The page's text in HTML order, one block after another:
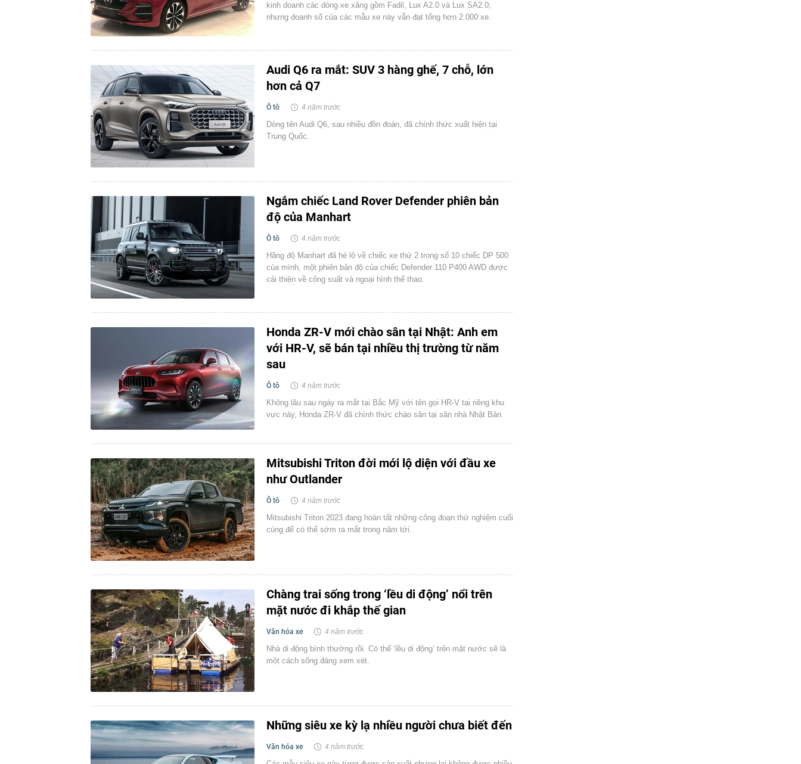
kinh doanh các dòng xe xăng gồm Fadil, Lux A2.0 và Lux SA2.0;
nhưng doanh số của các mẫu xe này vẫn đạt tổng hơn 2.000 xe.
Audi Q6 ra mắt: SUV 3 hàng ghế, 7 chỗ, lớn
hơn cả Q7
Ô tô 4 năm trước
Dòng tên Audi Q6, sau nhiều đồn đoán, đã chính thức xuất hiện tại
Trung Quốc.
Ngắm chiếc Land Rover Defender phiên bản
độ của Manhart
Ô tô 4 năm trước
Hãng độ Manhart đã hé lộ về chiếc xe thứ 2 trong số 10 chiếc DP 500
của mình, một phiên bản độ của chiếc Defender 110 P400 AWD được
cải thiện về công suất và ngoại hình thể thao.
Honda ZR-V mới chào sân tại Nhật: Anh em
với HR-V, sẽ bán tại nhiều thị trường từ năm
sau
Ô tô 4 năm trước
Không lâu sau ngày ra mắt tại Bắc Mỹ với tên gọi HR-V tại riêng khu
vực này, Honda ZR-V đã chính thức chào sân tại sân nhà Nhật Bản.
Mitsubishi Triton đời mới lộ diện với đầu xe
như Outlander
Ô tô 4 năm trước
Mitsubishi Triton 2023 đang hoàn tất những công đoạn thử nghiệm cuối
cùng để có thể sớm ra mắt trong năm tới.
Chàng trai sống trong ‘lều di động’ nổi trên
mặt nước đi khắp thế gian
Văn hóa xe 4 năm trước
Nhà di động bình thường rồi. Có thể ‘lều di động’ trên mặt nước sẽ là
một cách sống đáng xem xét.
Những siêu xe kỳ lạ nhiều người chưa biết đến
Văn hóa xe 4 năm trước